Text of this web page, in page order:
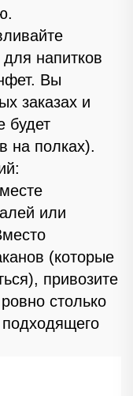
напитков
Вы
заказах и
будет
на полках).
или
(которые
привозите
столько
подходящего